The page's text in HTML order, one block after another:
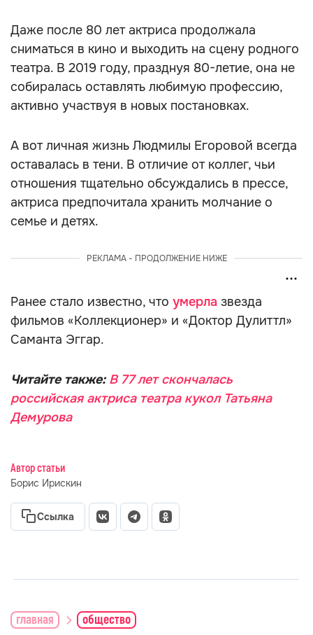
Даже после 80 лет актриса продолжала
сниматься в кино и выходить на сцену родного
театра. В 2019 году, празднуя 80-летие, она не
собиралась оставлять любимую профессию,
активно участвуя в новых постановках.
А вот личная жизнь Людмилы Егоровой всегда
оставалась в тени. В отличие от коллег, чьи
отношения тщательно обсуждались в прессе,
актриса предпочитала хранить молчание о
семье и детях.
РЕКЛАМА - ПРОДОЛЖЕНИЕ НИЖЕ
Ранее стало известно, что умерла звезда
фильмов «Коллекционер» и «Доктор Дулиттл»
Саманта Эггар.
Читайте также: В 77 лет скончалась
российская актриса театра кукол Татьяна
Демурова
Автор статьи
Борис Ирискин
Ссылка
главная общество